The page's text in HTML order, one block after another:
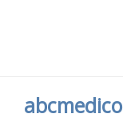
abcmedico